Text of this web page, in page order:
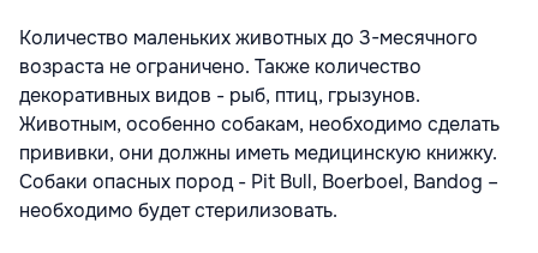
Количество маленьких животных до 3-месячного
возраста не ограничено. Также количество
декоративных видов - рыб, птиц, грызунов.
Животным, особенно собакам, необходимо сделать
прививки, они должны иметь медицинскую книжку.
Собаки опасных пород - Pit Bull, Boerboel, Bandog –
необходимо будет стерилизовать.